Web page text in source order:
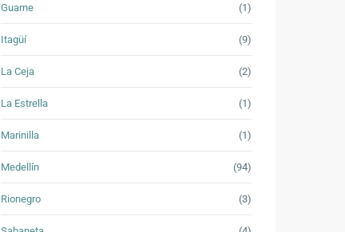
Guarne (1)
Itagüí (9)
La Ceja (2)
La Estrella (1)
Marinilla (1)
Medellín (94)
Rionegro (3)